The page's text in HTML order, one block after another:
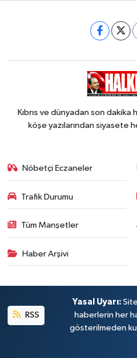
Kıbrıs ve dünyadan son
köşe yazılarından siyasete
Nöbetçi Eczaneler
Trafik Durumu
Tüm Manşetler
Haber Arşivi
RSS
Yasal Uyarı:
haberlerin her
gösterilmeden